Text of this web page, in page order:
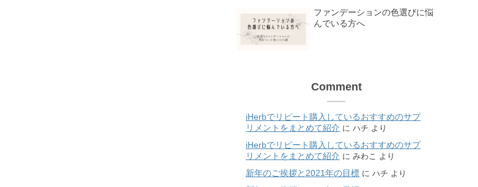
ファンデーションの色選びに悩
んでいる方へ
Comment
iHerbでリピート購入しているおすすめのサプ
リメントをまとめて紹介 に ハチ より
iHerbでリピート購入しているおすすめのサプ
リメントをまとめて紹介 に みわこ より
新年のご挨拶と2021年の目標 に ハチ より